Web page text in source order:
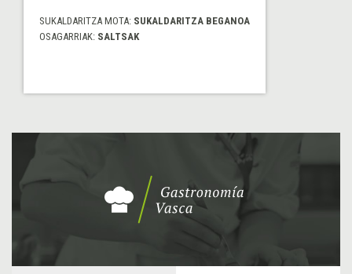
SUKALDARITZA MOTA: SUKALDARITZA BEGANOA
OSAGARRIAK: SALTSAK